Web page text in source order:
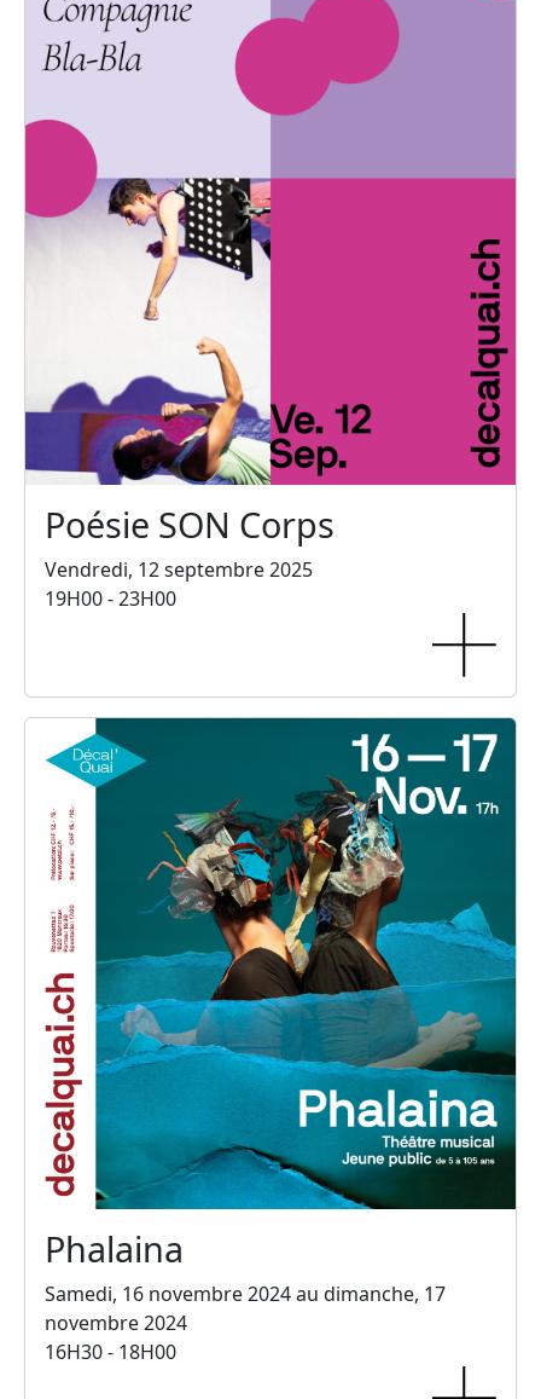
Poésie SON Corps
Vendredi, 12 septembre 2025
19H00 - 23H00
Phalaina
Samedi, 16 novembre 2024 au dimanche, 17
novembre 2024
16H30 - 18H00